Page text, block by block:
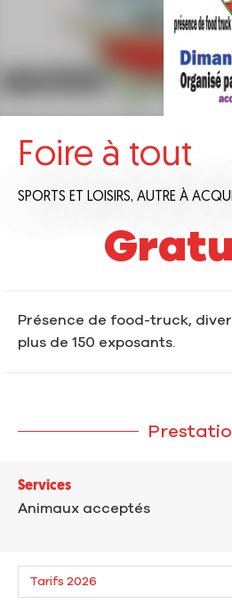
Foire à tout
SPORTS ET LOISIRS, AUTRE À
Présence de food-truck,
plus de 150 exposants.
Services
Animaux acceptés